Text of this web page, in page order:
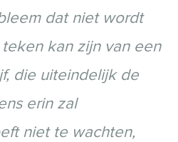
dat niet wordt
kan zijn van een
die uiteindelijk de
erin zal
niet te wachten,